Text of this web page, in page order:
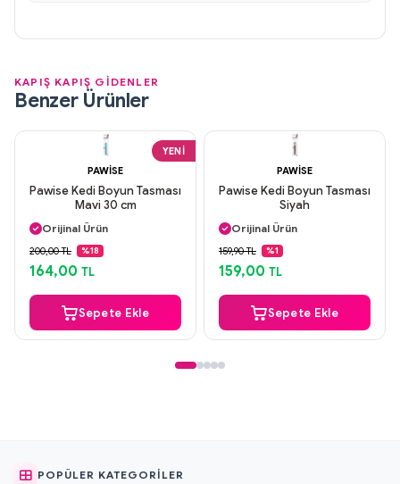
KAPIŞ KAPIŞ GİDENLER
Benzer Ürünler
YENI
PAWISE
Pawise Kedi Boyun Tasması
Mavi 30 cm
Aynı Gün Kargo
Orijinal Ürün
Güvenli Ödeme
Aynı Gün Kargo
200,00 TL %18
164,00 TL
Sepete Ekle
PAWISE
Pawise Kedi Boyun Tasması
Siyah
Aynı Gün Kargo
Orijinal Ürün
Güvenli Ödeme
Aynı Gün Kargo
159,90 TL %1
159,00 TL
Sepete Ekle
POPÜLER KATEGORILER